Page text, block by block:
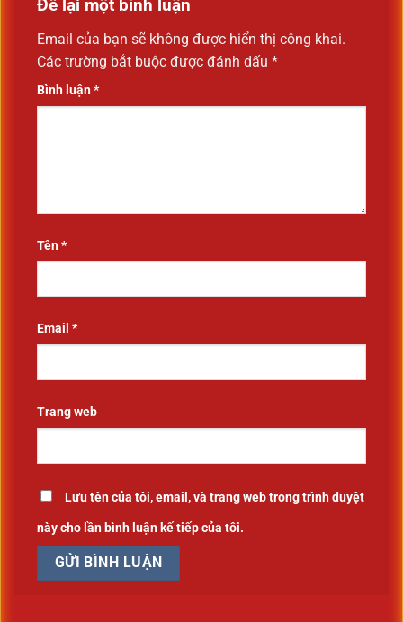
Để lại một bình luận
Email của bạn sẽ không được hiển thị công khai.
Các trường bắt buộc được đánh dấu *
Bình luận*
Tên*
Email *
Trang web
Lưu tên của tôi, email, và trang web trong trình duyệt
này cho lần bình luận kế tiếp của tôi.